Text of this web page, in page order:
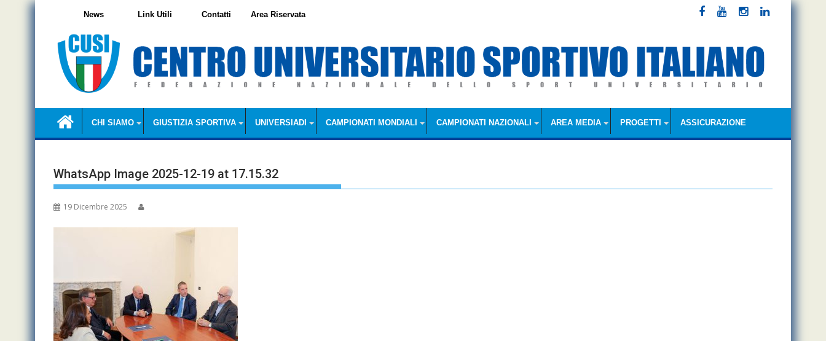
Skip
CHI SIAMO GIUSTIZIA SPORTIVA UNIVERSIADI CAMPIONATI MONDIALI CAMPIONATI NAZIONALI AREA MEDIA PROGETTI ASSICURAZIONE
News Link Utili Contatti Area Riservata
WhatsApp Image 2025-12-19 at 17.15.32
19 Dicembre 2025